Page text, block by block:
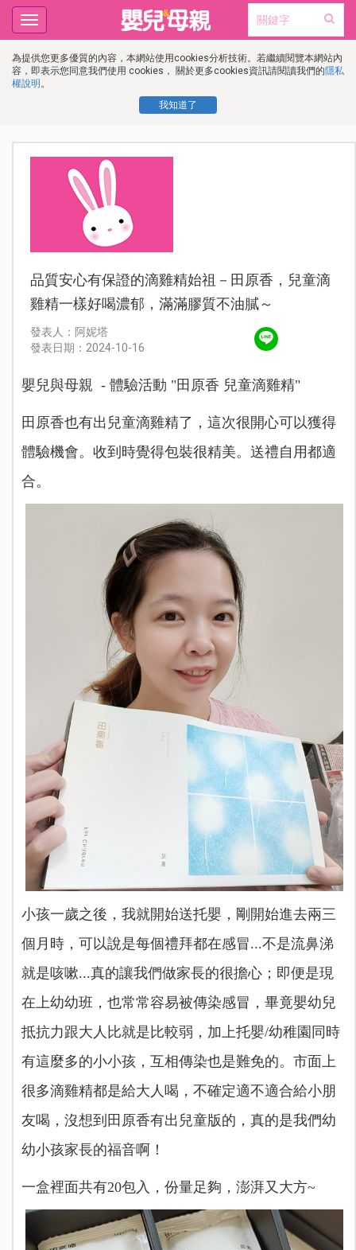
為提供您更多優質的內容，本網站使用cookies分析技術。若繼續閱覽本網站內
容，即表示您同意我們使用 cookies， 關於更多cookies資訊請閱讀我們的隱私
權說明 。
我知道了
Toggle
navigation
品質安心有保證的滴雞精始祖－田原香，兒童滴
雞精一樣好喝濃郁，滿滿膠質不油膩～
發表人：阿妮塔
發表日期：2024-10-16
嬰兒與母親 - 體驗活動 "田原香 兒童滴雞精"
田原香也有出兒童滴雞精了，這次很開心可以獲得
體驗機會。收到時覺得包裝很精美。送禮自用都適
合。
小孩一歲之後，我就開始送托嬰，剛開始進去兩三
個月時，可以說是每個禮拜都在感冒...不是流鼻涕
就是咳嗽...真的讓我們做家長的很擔心；即便是現
在上幼幼班，也常常容易被傳染感冒，畢竟嬰幼兒
抵抗力跟大人比就是比較弱，加上托嬰/幼稚園同時
有這麼多的小小孩，互相傳染也是難免的。市面上
很多滴雞精都是給大人喝，不確定適不適合給小朋
友喝，沒想到田原香有出兒童版的，真的是我們幼
幼小孩家長的福音啊！
一盒裡面共有20包入，份量足夠，澎湃又大方~